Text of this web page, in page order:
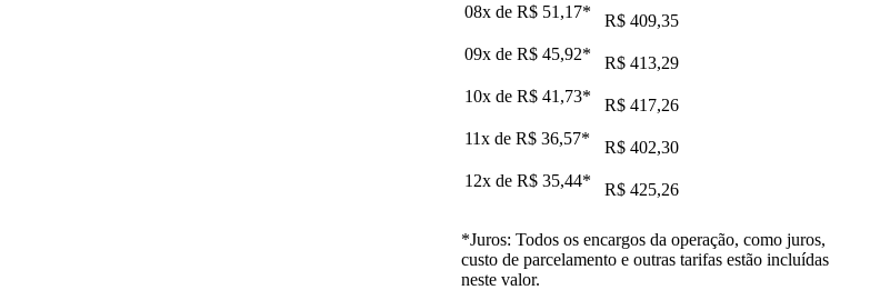
08x de R$ 51,17*
R$ 409,35
09x de R$ 45,92*
R$ 413,29
10x de R$ 41,73*
R$ 417,26
11x de R$ 36,57*
R$ 402,30
12x de R$ 35,44* R$ 425,26
*Juros: Todos os encargos da operação, como juros,
custo de parcelamento e outras tarifas estão incluídas
neste valor.